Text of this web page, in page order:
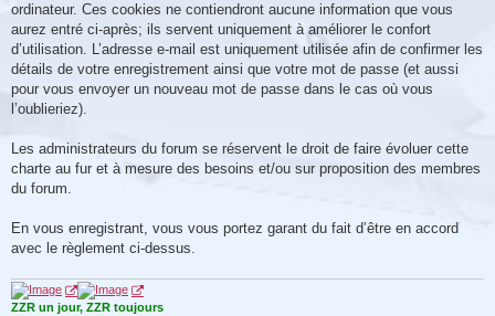
ordinateur. Ces cookies ne contiendront aucune information que vous
aurez entré ci-après; ils servent uniquement à améliorer le confort
d’utilisation. L’adresse e-mail est uniquement utilisée afin de confirmer les
détails de votre enregistrement ainsi que votre mot de passe (et aussi
pour vous envoyer un nouveau mot de passe dans le cas où vous
l’oublieriez).
Les administrateurs du forum se réservent le droit de faire évoluer cette
charte au fur et à mesure des besoins et/ou sur proposition des membres
du forum.
En vous enregistrant, vous vous portez garant du fait d’être en accord
avec le règlement ci-dessus.
ZZR un jour, ZZR toujours